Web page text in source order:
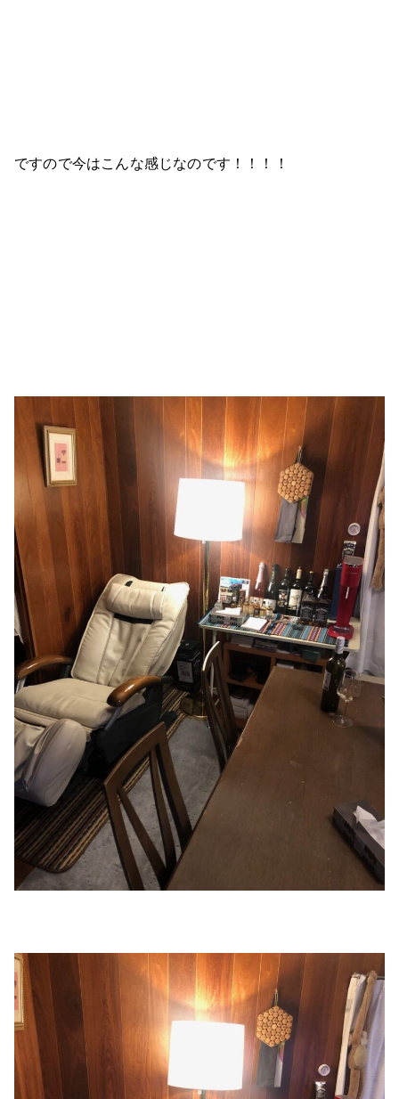
ですので今はこんな感じなのです！！！！